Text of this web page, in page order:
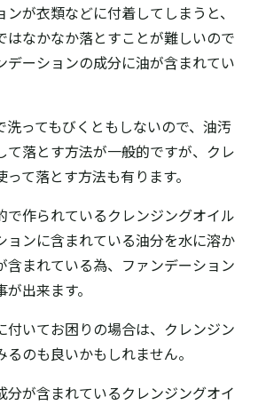
が衣類などに付着してしまうと、
はなかなか落とすことが難しいので
デーションの成分に油が含まれてい
洗ってもびくともしないので、油汚
て落とす方法が一般的ですが、クレ
て落とす方法も有ります。
で作られているクレンジングオイル
ョンに含まれている油分を水に溶か
含まれている為、ファンデーション
出来ます。
付いてお困りの場合は、クレンジン
のも良いかもしれません。
分が含まれているクレンジングオイ